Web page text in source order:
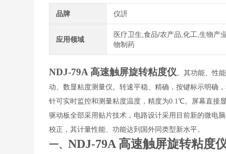
品牌 仪訮
应用领域
医疗卫生,食品/农产品,化工,生物产
物制药
NDJ-79A高速触屏旋转粘度仪。其功能、性
动、数显粘度测量仪。转速平稳、精确，按键标示明确
针可实时监控和测量粘度温度，精度为0.1℃。屏幕直接
驱动板全部采用贴片技术，电路设计采用目前新的微电
校正，其计量性能、功能达到国外同类型新水平。
一、 NDJ-79A 高速触屏旋转粘度